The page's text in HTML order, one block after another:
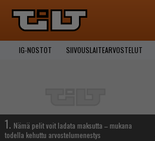
IG-NOSTOT SIIVOUSLAITEARVOSTELUT
1. Nämä pelit voit ladata maksutta – mukana
todella kehuttu arvostelumenestys